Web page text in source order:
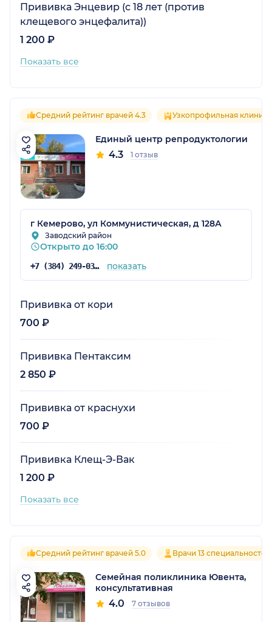
Прививка Энцевир (с 18 лет (против
клещевого энцефалита))
1 200 ₽
Показать все
Средний рейтинг врачей 4.3 Узкопрофильная клиника
Единый центр репродуктологии
4.3 1 отзыв
г Кемерово, ул Коммунистическая, д 128А
Заводский район
Открыто до 16:00
+7 (384) 249-03-49 показать
Прививка от кори
700 ₽
Прививка Пентаксим
2 850 ₽
Прививка от краснухи
700 ₽
Прививка Клещ-Э-Вак
1 200 ₽
Показать все
Средний рейтинг врачей 5.0 Врачи 13 специальностей
Семейная поликлиника Ювента,
консультативная
4.0 7 отзывов